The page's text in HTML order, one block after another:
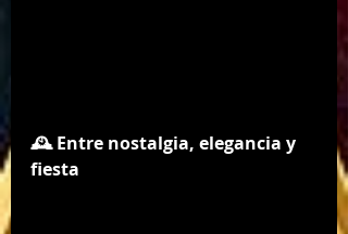
🕰️ Entre nostalgia, elegancia y
fiesta